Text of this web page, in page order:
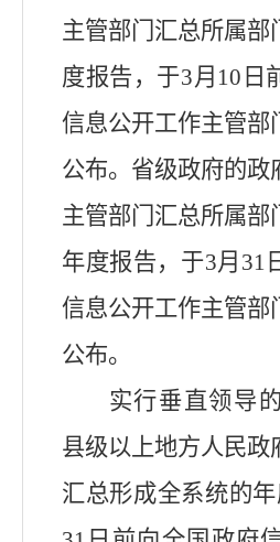
主管部门汇总所属部
度报告，于3月10日
信息公开工作主管部
公布。省级政府的政
主管部门汇总所属部
年度报告，于3月31
信息公开工作主管部
公布。
实行垂直领导
县级以上地方人民政
汇总形成全系统的